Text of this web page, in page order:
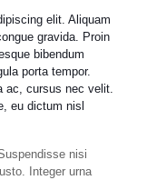
elit. Aliquam
gravida. Proin
bibendum
porta tempor.
ac, cursus nec velit.
eu dictum nisl
nisi
Integer urna